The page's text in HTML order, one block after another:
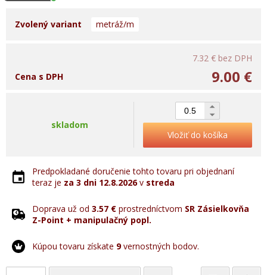
Zvolený variant metráž/m
7.32 € bez DPH
9.00 €
Cena s DPH
skladom
Vložiť do košíka
Predpokladané doručenie tohto tovaru pri objednaní
teraz je za 3 dni 12.8.2026v streda
Doprava už od 3.57 € prostredníctvom SR Zásielkovňa
Z-Point + manipulačný popl.
Kúpou tovaru získate 9vernostných bodov.